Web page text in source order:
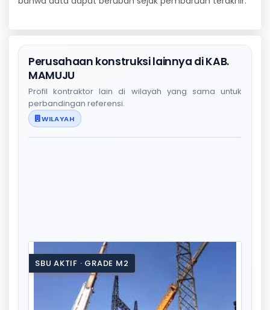
Perusahaan konstruksi lainnya di KAB.
MAMUJU
Profil kontraktor lain di wilayah yang sama untuk
perbandingan referensi.
WILAYAH
SBU AKTIF · GRADE M2